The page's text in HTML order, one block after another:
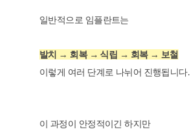
일반적으로 임플란트는
발치 → 회복 → 식립 → 회복 → 보철
이렇게 여러 단계로 나뉘어 진행됩니다.
이 과정이 안정적이긴 하지만